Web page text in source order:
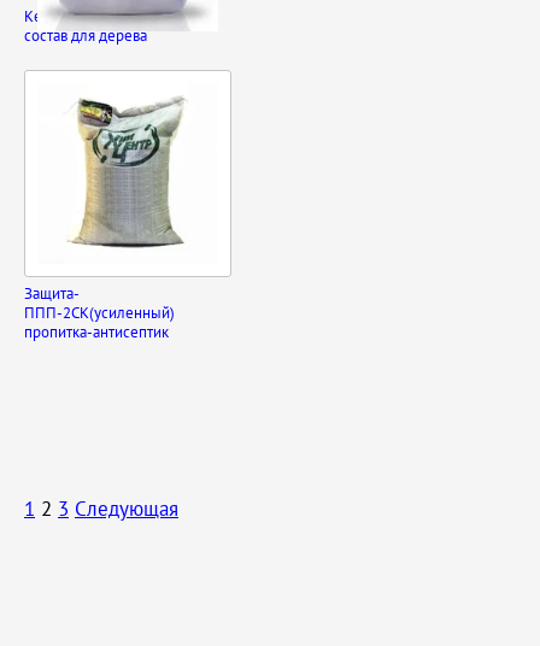
Кедр-АН6 огнезащитный
состав для дерева
Защита-
ППП-2СК(усиленный)
пропитка-антисептик
1 2 3 Следующая